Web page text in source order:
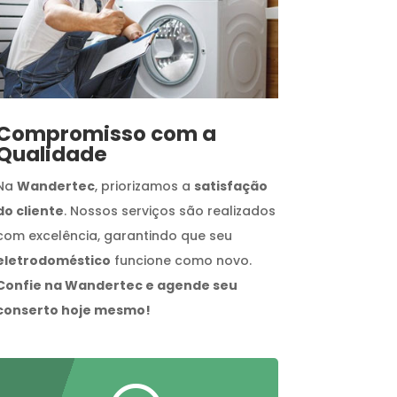
com a
Wandertec, priorizamos a satisfação
cliente. Nossos serviços são realizados
excelência, garantindo que seu
funcione como novo.
na Wandertec e agende seu
hoje mesmo!